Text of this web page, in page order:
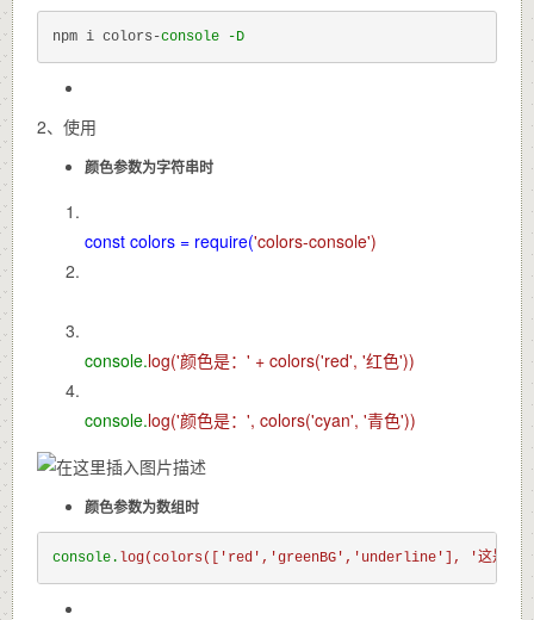
npm i colors-
2、使用
颜色参数为字符串时
const colors = require('colors-console')
console.log('颜色是：' + colors('red', '红色'))
console.log('颜色是：', colors('cyan', '青色'))
颜色参数为数组时
console. log(colors([ 'red', 'greenBG', 'underline'],